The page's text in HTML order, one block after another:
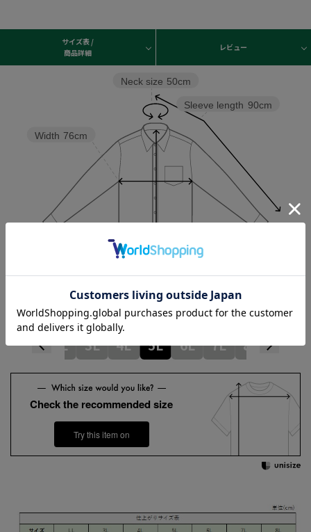
サイズ表 /
商品詳細
レビュー
Sleeve length 90cm
Neck size 50cm
Width 76cm
LL 3L 4L 5L 6L 7L 8L
Check the recommended size
Try this item on